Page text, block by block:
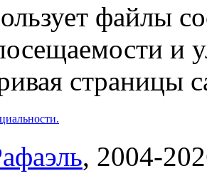
файлы
и
страницы
, 2004-